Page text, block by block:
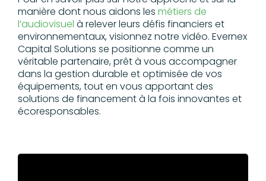
manière dont nous aidons les métiers de
l’audiovisuel à relever leurs défis financiers et
environnementaux, visionnez notre vidéo. Evernex
Capital Solutions se positionne comme un
véritable partenaire, prêt à vous accompagner
dans la gestion durable et optimisée de vos
équipements, tout en vous apportant des
solutions de financement à la fois innovantes et
écoresponsables.